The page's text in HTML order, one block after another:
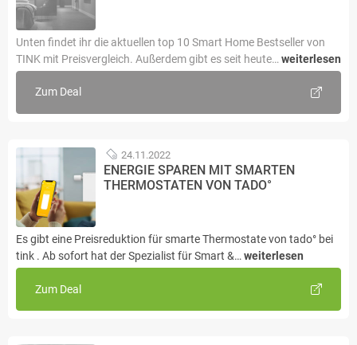
Unten findet ihr die aktuellen top 10 Smart Home Bestseller von
TINK mit Preisvergleich. Außerdem gibt es seit heute… weiterlesen
Zum Deal
24.11.2022
ENERGIE SPAREN MIT SMARTEN
THERMOSTATEN VON TADO°
Es gibt eine Preisreduktion für smarte Thermostate von tado° bei
tink . Ab sofort hat der Spezialist für Smart &… weiterlesen
Zum Deal